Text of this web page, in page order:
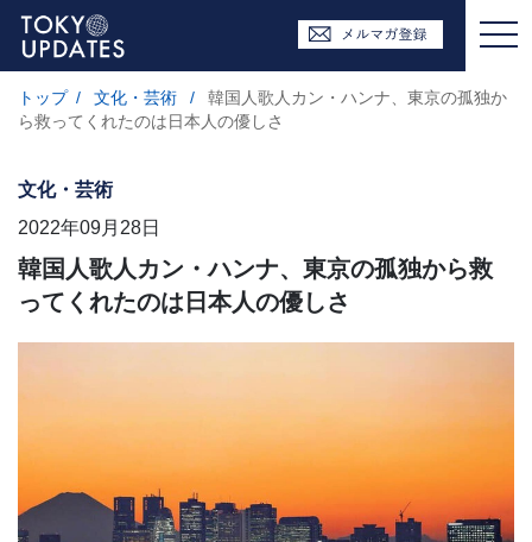
トップ / 文化・芸術 /
韓国人歌人カン・ハンナ、東京の孤独か
ら救ってくれたのは日本人の優しさ
文化・芸術
2022年09月28日
韓国人歌人カン・ハンナ、東京の孤独から救
ってくれたのは日本人の優しさ